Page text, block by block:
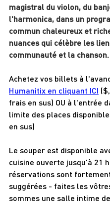
magistral du violon, du
l'harmonica, dans un
commun chaleureux et
nuances qui célèbre les
communauté et la chanson.
Achetez vos billets à
Humanitix en cliquant ICI
frais en sus) OU à l'entrée
limite des places
en sus)
Le souper est disponible
cuisine ouverte jusqu'à 21
réservations sont
suggérées - faites les
sommes une salle intime